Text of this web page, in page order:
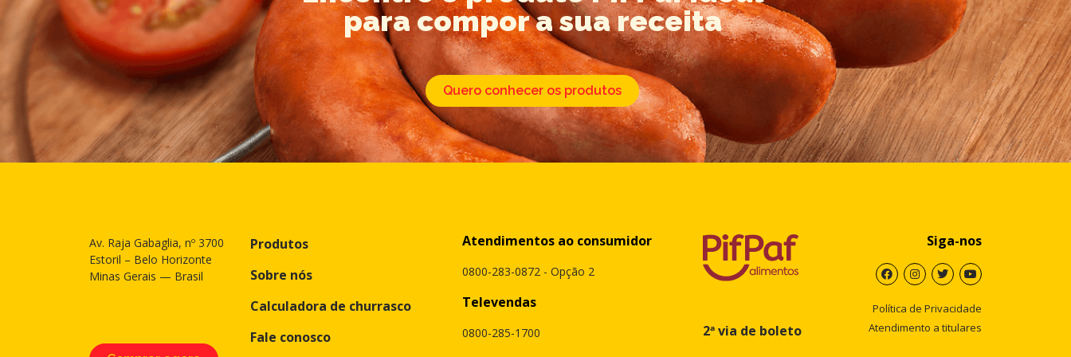
para compor a sua receita
Quero conhecer os produtos
Av. Raja Gabaglia, nº 3700
Estoril – Belo Horizonte
Minas Gerais — Brasil
Produtos
Sobre nós
Calculadora de churrasco
Fale conosco
Atendimentos ao consumidor
0800-283-0872 - Opção 2
Televendas
0800-285-1700
2ª via de boleto
Siga-nos
Política de Privacidade
Atendimento a titulares